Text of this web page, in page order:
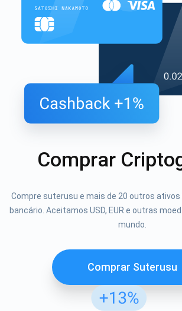
Comprar
Compre suterusu e mais de 20 outros
bancário. Aceitamos USD, EUR e outras
mundo.
Comprar Suterusu